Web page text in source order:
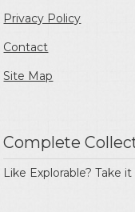
Privacy Policy
Contact
Site Map
Complete
Like Explorable? Take